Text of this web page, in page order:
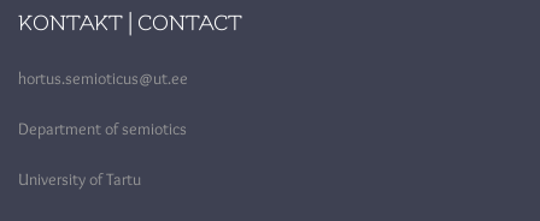
KONTAKT | CONTACT
hortus.semioticus@ut.ee
Department of semiotics
University of Tartu